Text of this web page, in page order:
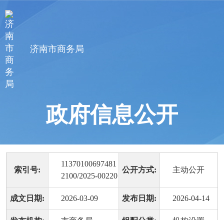
济南市商务局
政府信息公开
索引号:
11370100697481
2100/2025-00220
公开方式: 主动公开
成文日期: 2026-03-09 发布日期: 2026-04-14